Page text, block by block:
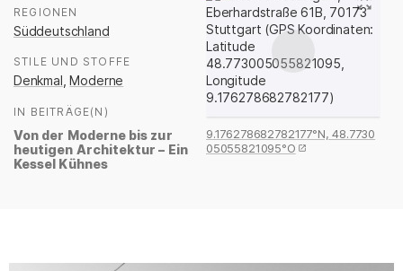
REGIONEN
Süddeutschland
STILE UND STOFFE
Denkmal ,Moderne
IN BEITRÄGE(N)
Von der Moderne bis zur
heutigen Architektur – Ein
Kessel Kühnes
9.176278682782177°N, 48.7730
05055821095°O